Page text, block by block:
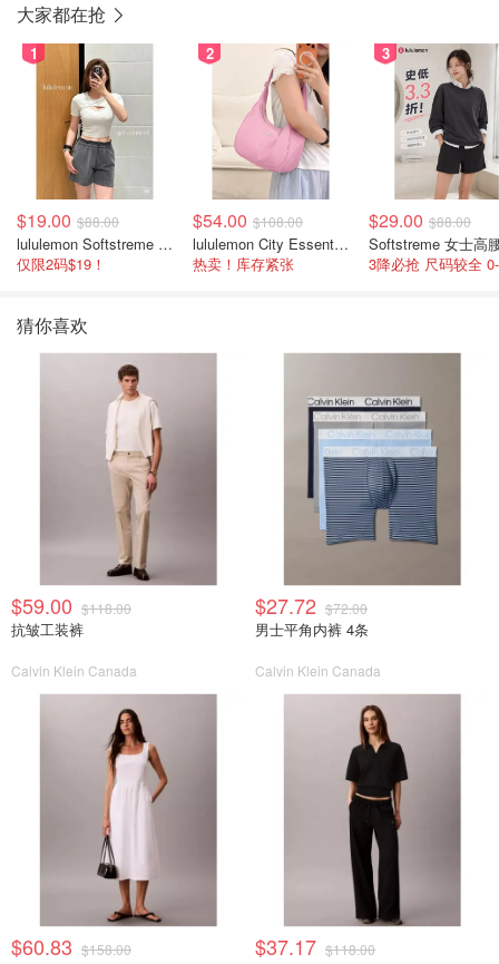
大家都在抢
1
$19.00 $88.00
lululemon Softstreme 女士高腰短裤 10cm
仅限2码$19！
2
$54.00 $108.00
lululemon City Essentials 肩背包 4L
热卖！库存紧张
3
$29.00 $88.00
猜你喜欢
$59.00 $118.00
抗皱工装裤
Calvin Klein Canada
$27.72 $72.00
男士平角内裤 4条
Calvin Klein Canada
$60.83 $158.00 $37.17 $118.00